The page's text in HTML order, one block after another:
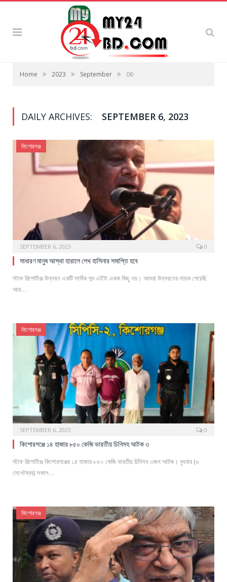
Home » 2023 » September » 06
DAILY ARCHIVES: SEPTEMBER 6, 2023
কিশোরগঞ্জ
SEPTEMBER 6, 2023 0
সাধারণ মানুষ আস্থা হারালে শেখ হাসিনার সমাপ্তি হবে
স্টাফ রিপোর্টারঃ উন্নয়ন একটি সার্বিক শব্দ এইটা একক কিছু নয়। আমরা উন্নয়নের নায়ক পেয়েছি
আর…
কিশোরগঞ্জ
SEPTEMBER 6, 2023 0
কিশোরগঞ্জে ১৪ হাজার ৮৫০ কেজি ভারতীয় চিনিসহ আটক ৩
স্টাফ রিপোর্টারঃ কিশোরগঞ্জের ১৪ হাজার ৮৫০ কেজি ভারতীয় চিনিসহ ৩জন আটক। বুধবার (৬
সেপ্টেম্বর) সকাল…
কিশোরগঞ্জ